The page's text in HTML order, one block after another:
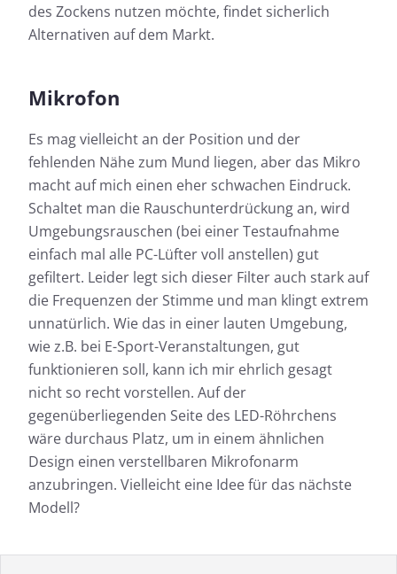
des Zockens nutzen möchte, findet sicherlich
Alternativen auf dem Markt.
Mikrofon
Es mag vielleicht an der Position und der
fehlenden Nähe zum Mund liegen, aber das Mikro
macht auf mich einen eher schwachen Eindruck.
Schaltet man die Rauschunterdrückung an, wird
Umgebungsrauschen (bei einer Testaufnahme
einfach mal alle PC-Lüfter voll anstellen) gut
gefiltert. Leider legt sich dieser Filter auch stark auf
die Frequenzen der Stimme und man klingt extrem
unnatürlich. Wie das in einer lauten Umgebung,
wie z.B. bei E-Sport-Veranstaltungen, gut
funktionieren soll, kann ich mir ehrlich gesagt
nicht so recht vorstellen. Auf der
gegenüberliegenden Seite des LED-Röhrchens
wäre durchaus Platz, um in einem ähnlichen
Design einen verstellbaren Mikrofonarm
anzubringen. Vielleicht eine Idee für das nächste
Modell?